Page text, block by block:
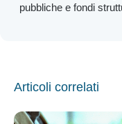
pubbliche e fondi
Articoli correlati